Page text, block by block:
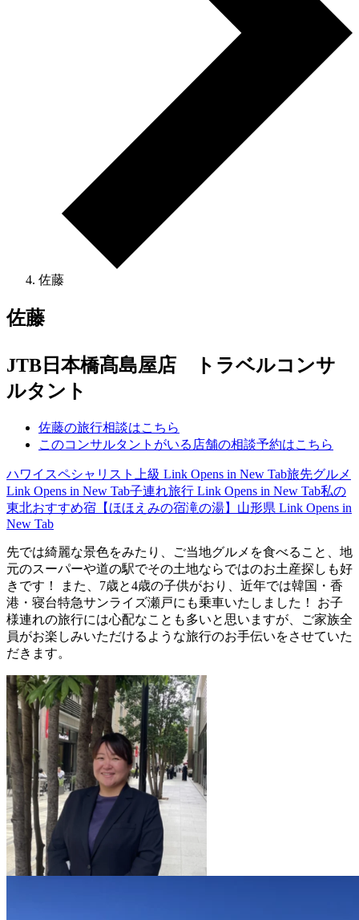
佐藤
佐藤
JTB日本橋髙島屋店 トラベルコンサ
ルタント
佐藤の旅行相談はこちら
このコンサルタントがいる店舗の相談予約はこちら
ハワイスペシャリスト上級 Link Opens in New Tab旅先グルメ
Link Opens in New Tab子連れ旅行 Link Opens in New Tab私の
東北おすすめ宿【ほほえみの宿滝の湯】山形県 Link Opens in
New Tab
先では綺麗な景色をみたり、ご当地グルメを食べること、地
元のスーパーや道の駅でその土地ならではのお土産探しも好
きです！ また、7歳と4歳の子供がおり、近年では韓国・香
港・寝台特急サンライズ瀬戸にも乗車いたしました！ お子
様連れの旅行には心配なことも多いと思いますが、ご家族全
員がお楽しみいただけるような旅行のお手伝いをさせていた
だきます。